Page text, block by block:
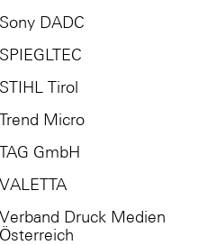
Sony DADC
SPIEGLTEC
STIHL Tirol
Trend Micro
TAG GmbH
VALETTA
Verband Druck Medien
Österreich